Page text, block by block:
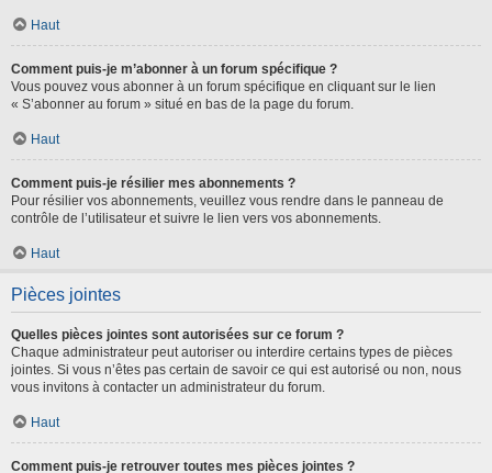
Haut
Comment puis-je m’abonner à un forum spécifique ?
Vous pouvez vous abonner à un forum spécifique en cliquant sur le lien
« S’abonner au forum » situé en bas de la page du forum.
Haut
Comment puis-je résilier mes abonnements ?
Pour résilier vos abonnements, veuillez vous rendre dans le panneau de
contrôle de l’utilisateur et suivre le lien vers vos abonnements.
Haut
Pièces jointes
Quelles pièces jointes sont autorisées sur ce forum ?
Chaque administrateur peut autoriser ou interdire certains types de pièces
jointes. Si vous n’êtes pas certain de savoir ce qui est autorisé ou non, nous
vous invitons à contacter un administrateur du forum.
Haut
Comment puis-je retrouver toutes mes pièces jointes ?